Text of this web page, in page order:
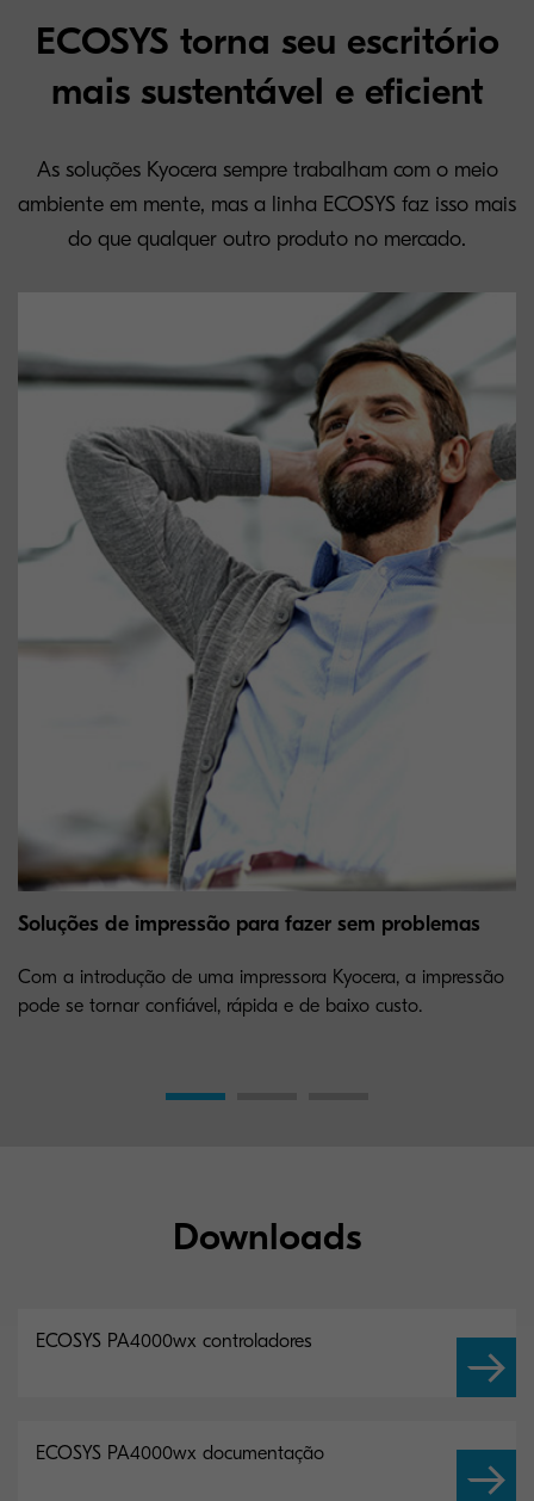
ECOSYS torna seu escritório
mais sustentável e eficient
As soluções Kyocera sempre trabalham com o meio
ambiente em mente, mas a linha ECOSYS faz isso mais
do que qualquer outro produto no mercado.
Soluções de impressão para fazer sem problemas
Com a introdução de uma impressora Kyocera, a impressão
pode se tornar confiável, rápida e de baixo custo.
Downloads
ECOSYS PA4000wx controladores
ECOSYS PA4000wx documentação